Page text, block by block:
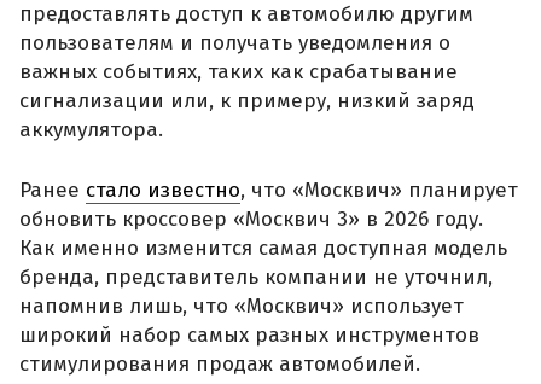
предоставлять доступ к автомобилю другим
пользователям и получать уведомления о
важных событиях, таких как срабатывание
сигнализации или, к примеру, низкий заряд
аккумулятора.
Ранее стало известно, что «Москвич» планирует
обновить кроссовер «Москвич 3» в 2026 году.
Как именно изменится самая доступная модель
бренда, представитель компании не уточнил,
напомнив лишь, что «Москвич» использует
широкий набор самых разных инструментов
стимулирования продаж автомобилей.